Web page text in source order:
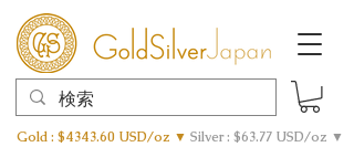
Gold : $4343.60 USD/oz ▼ Silver : $63.77 USD/oz ▼